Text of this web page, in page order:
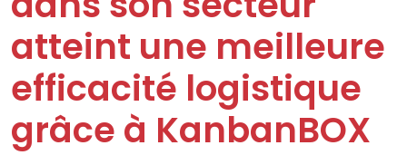
atteint une meilleure
efficacité logistique
grâce à KanbanBOX